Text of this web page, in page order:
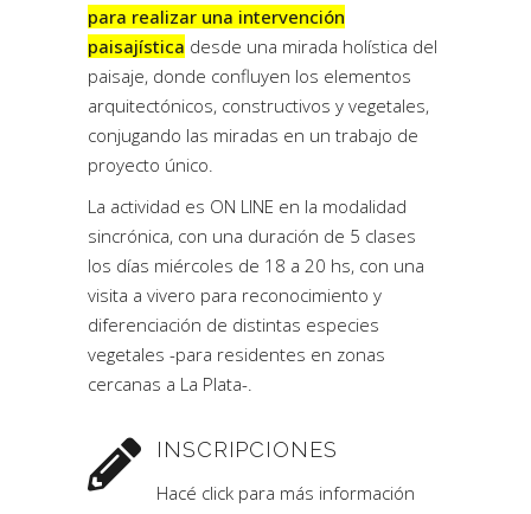
para realizar una intervención
paisajística desde una mirada holística del
paisaje, donde confluyen los elementos
arquitectónicos, constructivos y vegetales,
conjugando las miradas en un trabajo de
proyecto único.
La actividad es ON LINE en la modalidad
sincrónica, con una duración de 5 clases
los días miércoles de 18 a 20 hs, con una
visita a vivero para reconocimiento y
diferenciación de distintas especies
vegetales -para residentes en zonas
cercanas a La Plata-.
INSCRIPCIONES
Hacé click para más información